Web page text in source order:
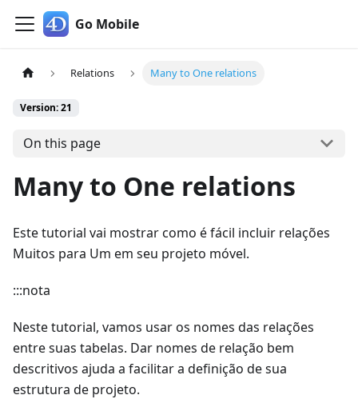
Go Mobile
Relations Many to One relations
Version: 21
On this page
Many to One relations
Este tutorial vai mostrar como é fácil incluir relações
Muitos para Um em seu projeto móvel.
:::nota
Neste tutorial, vamos usar os nomes das relações
entre suas tabelas. Dar nomes de relação bem
descritivos ajuda a facilitar a definição de sua
estrutura de projeto.